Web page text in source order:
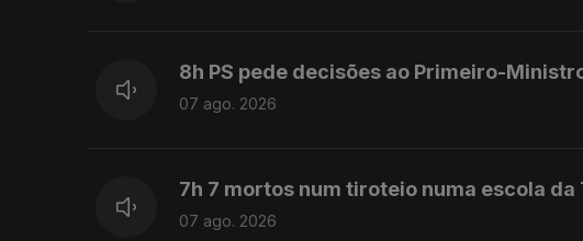
8h PS pede decisões ao Primeiro-
07 ago. 2026
7h 7 mortos num tiroteio numa escola da
07 ago. 2026